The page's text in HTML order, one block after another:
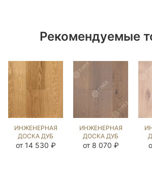
Рекомендуемые
ИНЖЕНЕРНАЯ
ДОСКА ДУБ
НАТУРАЛЬНЫЙ
от 14 530 ₽
ИНЖЕНЕРНАЯ
ДОСКА ДУБ
РАТЛИН
от 8 070 ₽